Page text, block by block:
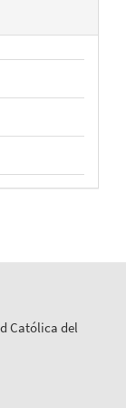
Católica del